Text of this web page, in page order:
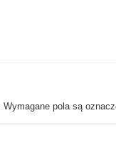
Wymagane pola są